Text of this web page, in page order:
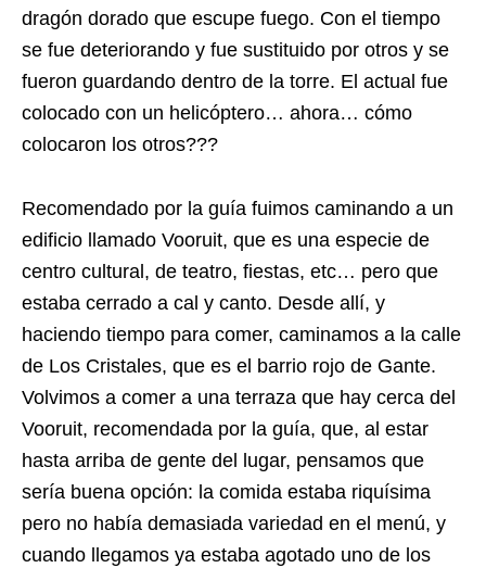
dragón dorado que escupe fuego. Con el tiempo
se fue deteriorando y fue sustituido por otros y se
fueron guardando dentro de la torre. El actual fue
colocado con un helicóptero… ahora… cómo
colocaron los otros???
Recomendado por la guía fuimos caminando a un
edificio llamado Vooruit, que es una especie de
centro cultural, de teatro, fiestas, etc… pero que
estaba cerrado a cal y canto. Desde allí, y
haciendo tiempo para comer, caminamos a la calle
de Los Cristales, que es el barrio rojo de Gante.
Volvimos a comer a una terraza que hay cerca del
Vooruit, recomendada por la guía, que, al estar
hasta arriba de gente del lugar, pensamos que
sería buena opción: la comida estaba riquísima
pero no había demasiada variedad en el menú, y
cuando llegamos ya estaba agotado uno de los